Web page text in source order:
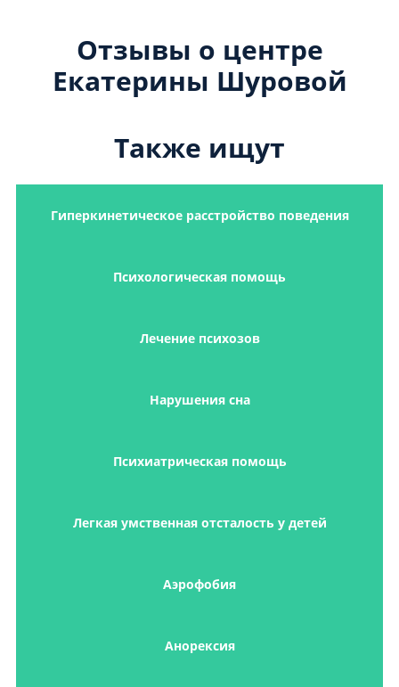
Отзывы о центре
Екатерины Шуровой
Также ищут
Гиперкинетическое расстройство поведения
Психологическая помощь
Лечение психозов
Нарушения сна
Психиатрическая помощь
Легкая умственная отсталость у детей
Аэрофобия
Анорексия